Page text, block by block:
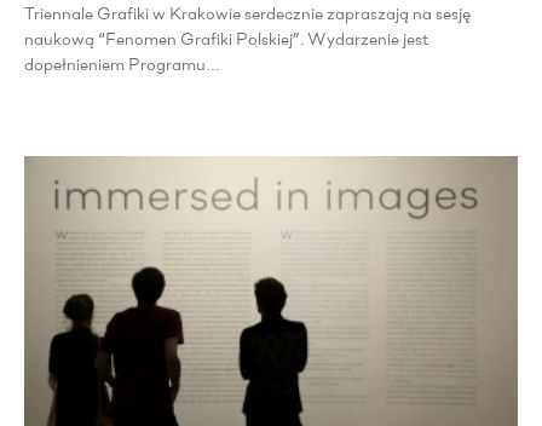
Triennale Grafiki w Krakowie serdecznie zapraszają na sesję
naukową “Fenomen Grafiki Polskiej”. Wydarzenie jest
dopełnieniem Programu…